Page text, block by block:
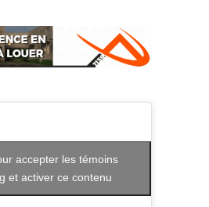
accepter les témoins
et activer ce contenu